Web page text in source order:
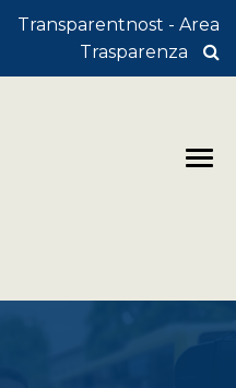
Transparentnost - Area
Trasparenza